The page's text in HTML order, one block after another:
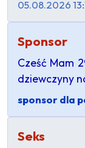
05.08.2026
Sponsor
Cześć Mam
dziewczyny
sponsor dla
Seks